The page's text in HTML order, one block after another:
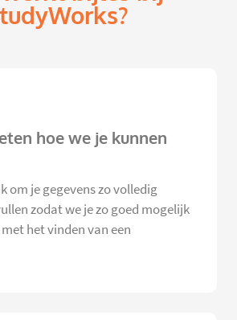
hoe we je kunnen
om je gegevens zo volledig
zodat we je zo goed mogelijk
het vinden van een